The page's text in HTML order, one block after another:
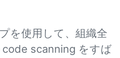
を使用して、組織全
scanning をすば